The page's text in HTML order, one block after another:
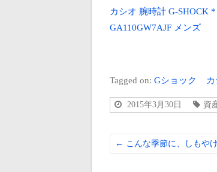
カシオ 腕時計 G-SHOCK
GA110GW7AJF メンズ
Tagged on: Gショック
2015年3月30日 資
← こんな季節に、しもや